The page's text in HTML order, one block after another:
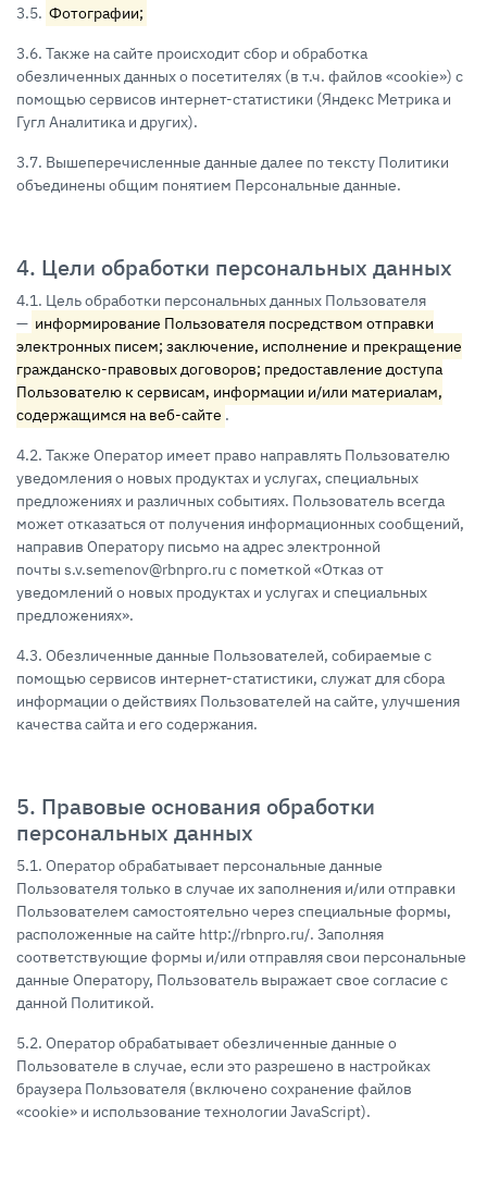
3.5. Фотографии;
3.6. Также на сайте происходит сбор и обработка
обезличенных данных о посетителях (в т.ч. файлов «cookie») с
помощью сервисов интернет-статистики (Яндекс Метрика и
Гугл Аналитика и других).
3.7. Вышеперечисленные данные далее по тексту Политики
объединены общим понятием Персональные данные.
4. Цели обработки персональных данных
4.1. Цель обработки персональных данных Пользователя
— информирование Пользователя посредством отправки
электронных писем; заключение, исполнение и прекращение
гражданско-правовых договоров; предоставление доступа
Пользователю к сервисам, информации и/или материалам,
содержащимся на веб-сайте .
4.2. Также Оператор имеет право направлять Пользователю
уведомления о новых продуктах и услугах, специальных
предложениях и различных событиях. Пользователь всегда
может отказаться от получения информационных сообщений,
направив Оператору письмо на адрес электронной
почты s.v.semenov@rbnpro.ru с пометкой «Отказ от
уведомлений о новых продуктах и услугах и специальных
предложениях».
4.3. Обезличенные данные Пользователей, собираемые с
помощью сервисов интернет-статистики, служат для сбора
информации о действиях Пользователей на сайте, улучшения
качества сайта и его содержания.
5. Правовые основания обработки
персональных данных
5.1. Оператор обрабатывает персональные данные
Пользователя только в случае их заполнения и/или отправки
Пользователем самостоятельно через специальные формы,
расположенные на сайте http://rbnpro.ru/. Заполняя
соответствующие формы и/или отправляя свои персональные
данные Оператору, Пользователь выражает свое согласие с
данной Политикой.
5.2. Оператор обрабатывает обезличенные данные о
Пользователе в случае, если это разрешено в настройках
браузера Пользователя (включено сохранение файлов
«cookie» и использование технологии JavaScript).